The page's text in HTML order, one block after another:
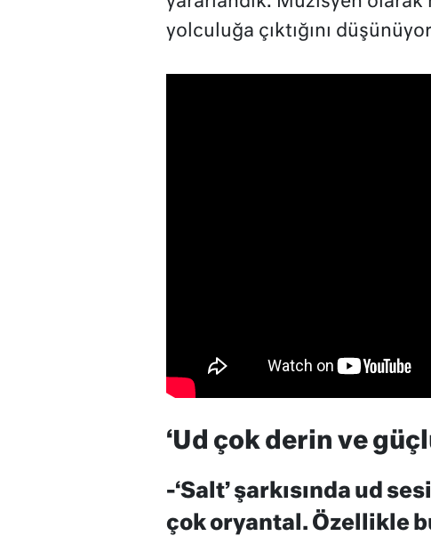
yolculuğa çıktığını
‘Ud çok derin ve
-‘Salt’ şarkısında ud
çok oryantal. Özellikle